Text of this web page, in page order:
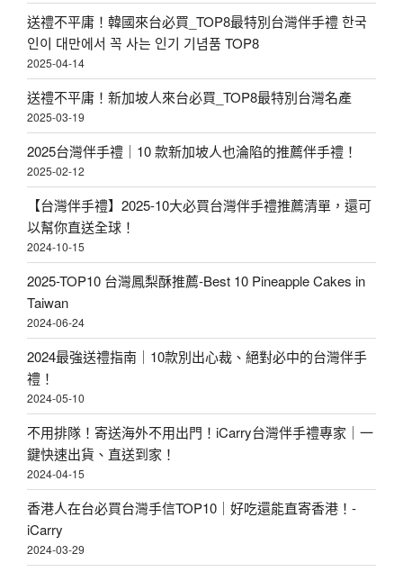
送禮不平庸！韓國來台必買_TOP8最特別台灣伴手禮 한국
인이 대만에서 꼭 사는 인기 기념품 TOP8
2025-04-14
送禮不平庸！新加坡人來台必買_TOP8最特別台灣名產
2025-03-19
2025台灣伴手禮｜10 款新加坡人也淪陷的推薦伴手禮！
2025-02-12
【台灣伴手禮】2025-10大必買台灣伴手禮推薦清單，還可
以幫你直送全球！
2024-10-15
2025-TOP10 台灣鳳梨酥推薦-Best 10 Pineapple Cakes in
Taiwan
2024-06-24
2024最強送禮指南｜10款別出心裁、絕對必中的台灣伴手
禮！
2024-05-10
不用排隊！寄送海外不用出門！iCarry台灣伴手禮專家｜一
鍵快速出貨、直送到家！
2024-04-15
香港人在台必買台灣手信TOP10｜好吃還能直寄香港！-
iCarry
2024-03-29